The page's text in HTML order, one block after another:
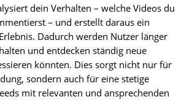
dein Verhalten – welche Videos du
– und erstellt daraus ein
Dadurch werden Nutzer länger
und entdecken ständig neue
könnten. Dies sorgt nicht nur für
sondern auch für eine stetige
mit relevanten und ansprechenden